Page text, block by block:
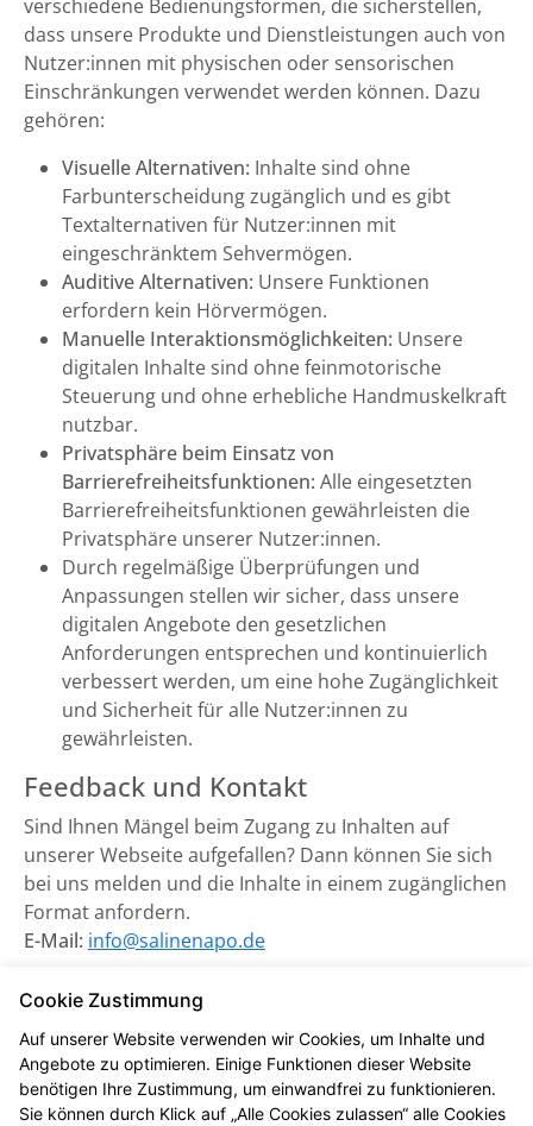
verschiedene Bedienungsformen, die sicherstellen,
dass unsere Produkte und Dienstleistungen auch von
Nutzer:innen mit physischen oder sensorischen
Einschränkungen verwendet werden können. Dazu
gehören:
Visuelle Alternativen: Inhalte sind ohne
Farbunterscheidung zugänglich und es gibt
Textalternativen für Nutzer:innen mit
eingeschränktem Sehvermögen.
Auditive Alternativen: Unsere Funktionen
erfordern kein Hörvermögen.
Manuelle Interaktionsmöglichkeiten: Unsere
digitalen Inhalte sind ohne feinmotorische
Steuerung und ohne erhebliche Handmuskelkraft
nutzbar.
Privatsphäre beim Einsatz von
Barrierefreiheitsfunktionen: Alle eingesetzten
Barrierefreiheitsfunktionen gewährleisten die
Privatsphäre unserer Nutzer:innen.
Durch regelmäßige Überprüfungen und
Anpassungen stellen wir sicher, dass unsere
digitalen Angebote den gesetzlichen
Anforderungen entsprechen und kontinuierlich
verbessert werden, um eine hohe Zugänglichkeit
und Sicherheit für alle Nutzer:innen zu
gewährleisten.
Feedback und Kontakt
Sind Ihnen Mängel beim Zugang zu Inhalten auf
unserer Webseite aufgefallen? Dann können Sie sich
bei uns melden und die Inhalte in einem zugänglichen
Format anfordern.
E-Mail: info@salinenapo.de
Zuständige Marktüberwachungsbehörde:
Marktüberwachungsstelle der Länder für die
Barrierefreiheit von Produkten und Dienstleistungen
(MLBF) in Magdeburg, Sachsen-Anhalt.
Cookie Zustimmung
Auf unserer Website verwenden wir Cookies, um Inhalte und
Angebote zu optimieren. Einige Funktionen dieser Website
benötigen Ihre Zustimmung, um einwandfrei zu funktionieren.
Sie können durch Klick auf „Alle Cookies zulassen“ alle Cookies